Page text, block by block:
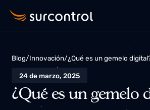
Blog/ Innovación/ ¿Qué es un gemelo
24 de marzo, 2025
¿Qué es un gemelo